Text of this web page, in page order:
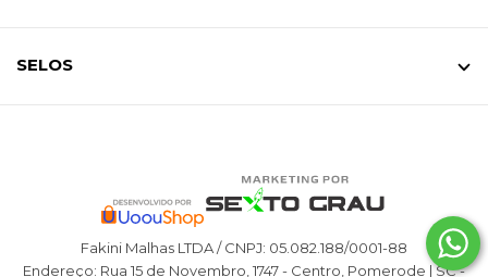
SELOS
Fakini Malhas LTDA / CNPJ: 05.082.188/0001-88
Endereço: Rua 15 de Novembro, 1747 - Centro, Pomerode | SC -